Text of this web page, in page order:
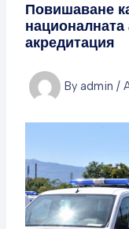
Повишаване
националната
акредитация
By admin /